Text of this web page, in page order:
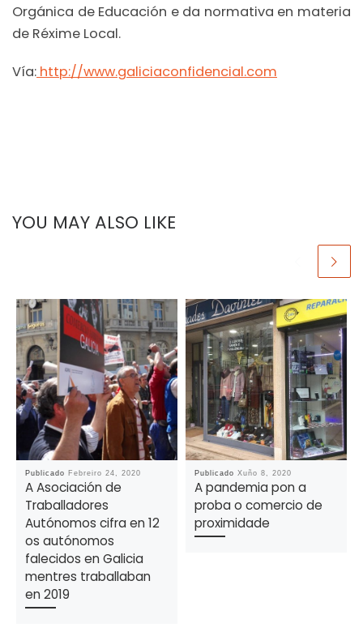
Orgánica de Educación e da normativa en materia
de Réxime Local.
Vía: http://www.galiciaconfidencial.com
YOU MAY ALSO LIKE
Publicado Febreiro 24, 2020
A Asociación de
Traballadores
Autónomos cifra en 12
os autónomos
falecidos en Galicia
mentres traballaban
en 2019
Publicado Xuño 8, 2020
A pandemia pon a
proba o comercio de
proximidade